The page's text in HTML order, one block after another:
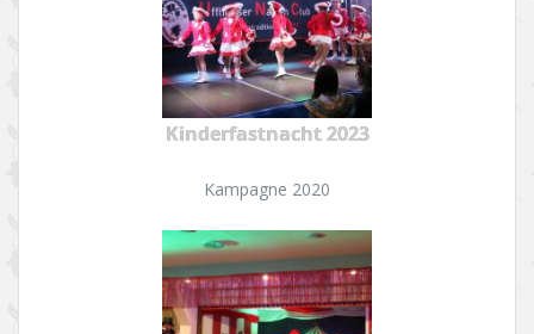
Kinderfastnacht 2023
Kampagne 2020